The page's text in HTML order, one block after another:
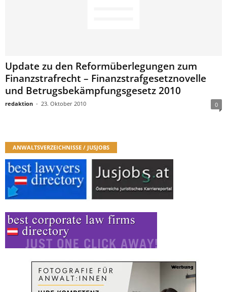
Update zu den Reformüberlegungen zum
Finanzstrafrecht – Finanzstrafgesetznovelle
und Betrugsbekämpfungsgesetz 2010
redaktion - 23. Oktober 2010 0
ANWALTSVERZEICHNISSE / JUSJOBS